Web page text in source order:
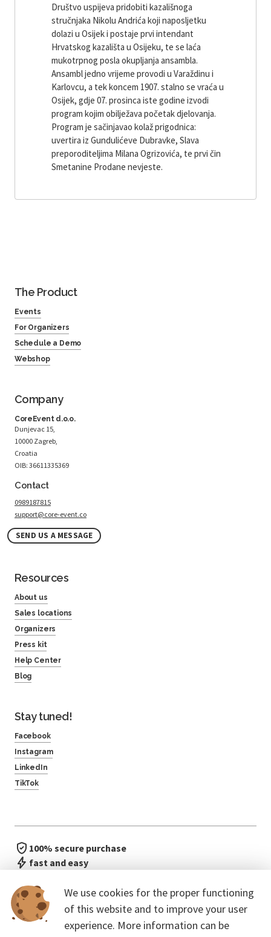
Društvo uspijeva pridobiti kazališnoga
stručnjaka Nikolu Andrića koji naposljetku
dolazi u Osijek i postaje prvi intendant
Hrvatskog kazališta u Osijeku, te se laća
mukotrpnog posla okupljanja ansambla.
Ansambl jedno vrijeme provodi u Varaždinu i
Karlovcu, a tek koncem 1907. stalno se vraća u
Osijek, gdje 07. prosinca iste godine izvodi
program kojim obilježava početak djelovanja.
Program je sačinjavao kolaž prigodnica:
uvertira iz Gundulićeve Dubravke, Slava
preporoditeljima Milana Ogrizovića, te prvi čin
Smetanine Prodane nevjeste.
We use cookies for the proper functioning
of this website and to improve your user
experience. More information can be
The Product
Events
For Organizers
Schedule a Demo
Webshop
Company
CoreEvent d.o.o.
Dunjevac 15,
10000 Zagreb,
Croatia
OIB: 36611335369
Contact
0989187815
support@core-event.co
SEND US A MESSAGE
Resources
About us
Sales locations
Organizers
Press kit
Help Center
Blog
Stay tuned!
Facebook
Instagram
LinkedIn
TikTok
100% secure purchase
fast and easy